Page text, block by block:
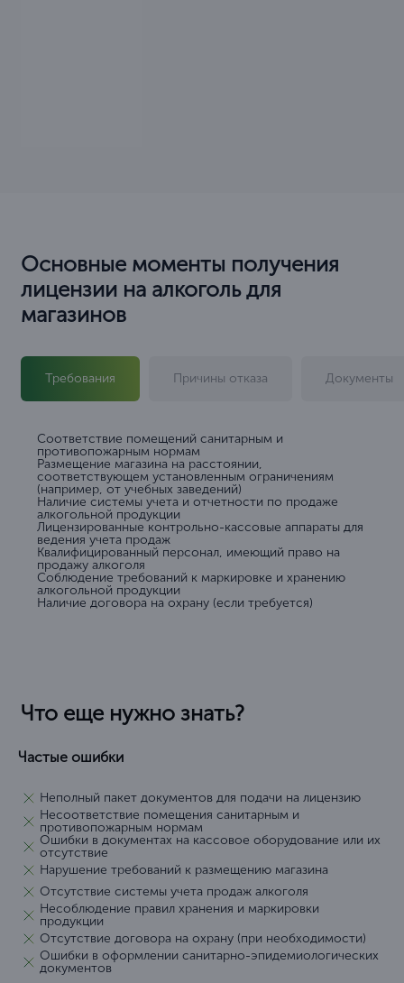
Основные моменты получения
лицензии на алкоголь для
магазинов
Требования Причины отказа Документы
Соответствие помещений санитарным и
противопожарным нормам
Размещение магазина на расстоянии,
соответствующем установленным ограничениям
(например, от учебных заведений)
Наличие системы учета и отчетности по продаже
алкогольной продукции
Лицензированные контрольно-кассовые аппараты для
ведения учета продаж
Квалифицированный персонал, имеющий право на
продажу алкоголя
Соблюдение требований к маркировке и хранению
алкогольной продукции
Наличие договора на охрану (если требуется)
Что еще нужно знать?
Частые ошибки
Неполный пакет документов для подачи на лицензию
Несоответствие помещения санитарным и
противопожарным нормам
Ошибки в документах на кассовое оборудование или их
отсутствие
Нарушение требований к размещению магазина
Отсутствие системы учета продаж алкоголя
Несоблюдение правил хранения и маркировки
продукции
Отсутствие договора на охрану (при необходимости)
Ошибки в оформлении санитарно-эпидемиологических
документов